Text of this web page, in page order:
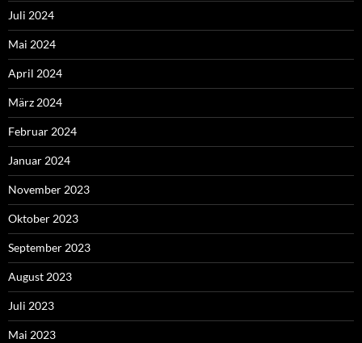
Juli 2024
Mai 2024
April 2024
März 2024
Februar 2024
Januar 2024
November 2023
Oktober 2023
September 2023
August 2023
Juli 2023
Mai 2023